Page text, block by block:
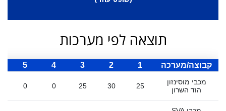
תוצאה לפי מערכות
קבוצה/מערכה 1
2
3
4
5
מכבי מוסינזון
הוד השרון
25
30
25
0
0